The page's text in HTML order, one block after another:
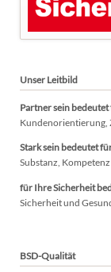
Unser Leitbild
Partner sein bedeutet
Kundenorientierung,
Stark sein bedeutet
Substanz,
für Ihre Sicherheit
Sicherheit und
BSD-Qualität